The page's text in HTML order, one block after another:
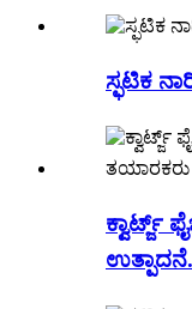
ಸ್ಫಟಿಕ
ಕ್ವಾರ್ಟ್ಜ್